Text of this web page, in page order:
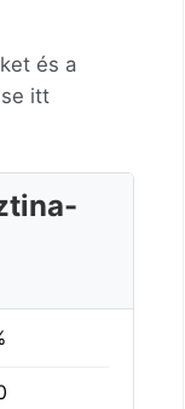
és a
itt